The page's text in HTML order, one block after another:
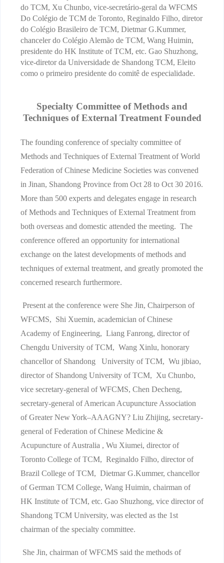
do TCM, Xu Chunbo, vice-secretário-geral da WFCMS
Do Colégio de TCM de Toronto, Reginaldo Filho, diretor
do Colégio Brasileiro de TCM, Dietmar G.Kummer,
chanceler do Colégio Alemão de TCM, Wang Huimin,
presidente do HK Institute of TCM, etc. Gao Shuzhong,
vice-diretor da Universidade de Shandong TCM, Eleito
como o primeiro presidente do comitê de especialidade.
Specialty Committee of Methods and
Techniques of External Treatment Founded
The founding conference of specialty committee of
Methods and Techniques of External Treatment of World
Federation of Chinese Medicine Societies was convened
in Jinan, Shandong Province from Oct 28 to Oct 30 2016.
More than 500 experts and delegates engage in research
of Methods and Techniques of External Treatment from
both overseas and domestic attended the meeting. The
conference offered an opportunity for international
exchange on the latest developments of methods and
techniques of external treatment, and greatly promoted the
concerned research furthermore.
Present at the conference were She Jin, Chairperson of
WFCMS, Shi Xuemin, academician of Chinese
Academy of Engineering, Liang Fanrong, director of
Chengdu University of TCM, Wang Xinlu, honorary
chancellor of Shandong University of TCM, Wu jibiao,
director of Shandong University of TCM, Xu Chunbo,
vice secretary-general of WFCMS, Chen Decheng,
secretary-general of American Acupuncture Association
of Greater New York–AAAGNY? Liu Zhijing, secretary-
general of Federation of Chinese Medicine &
Acupuncture of Australia , Wu Xiumei, director of
Toronto College of TCM, Reginaldo Filho, director of
Brazil College of TCM, Dietmar G.Kummer, chancellor
of German TCM College, Wang Huimin, chairman of
HK Institute of TCM, etc. Gao Shuzhong, vice director of
Shandong TCM University, was elected as the 1st
chairman of the specialty committee.
She Jin, chairman of WFCMS said the methods of